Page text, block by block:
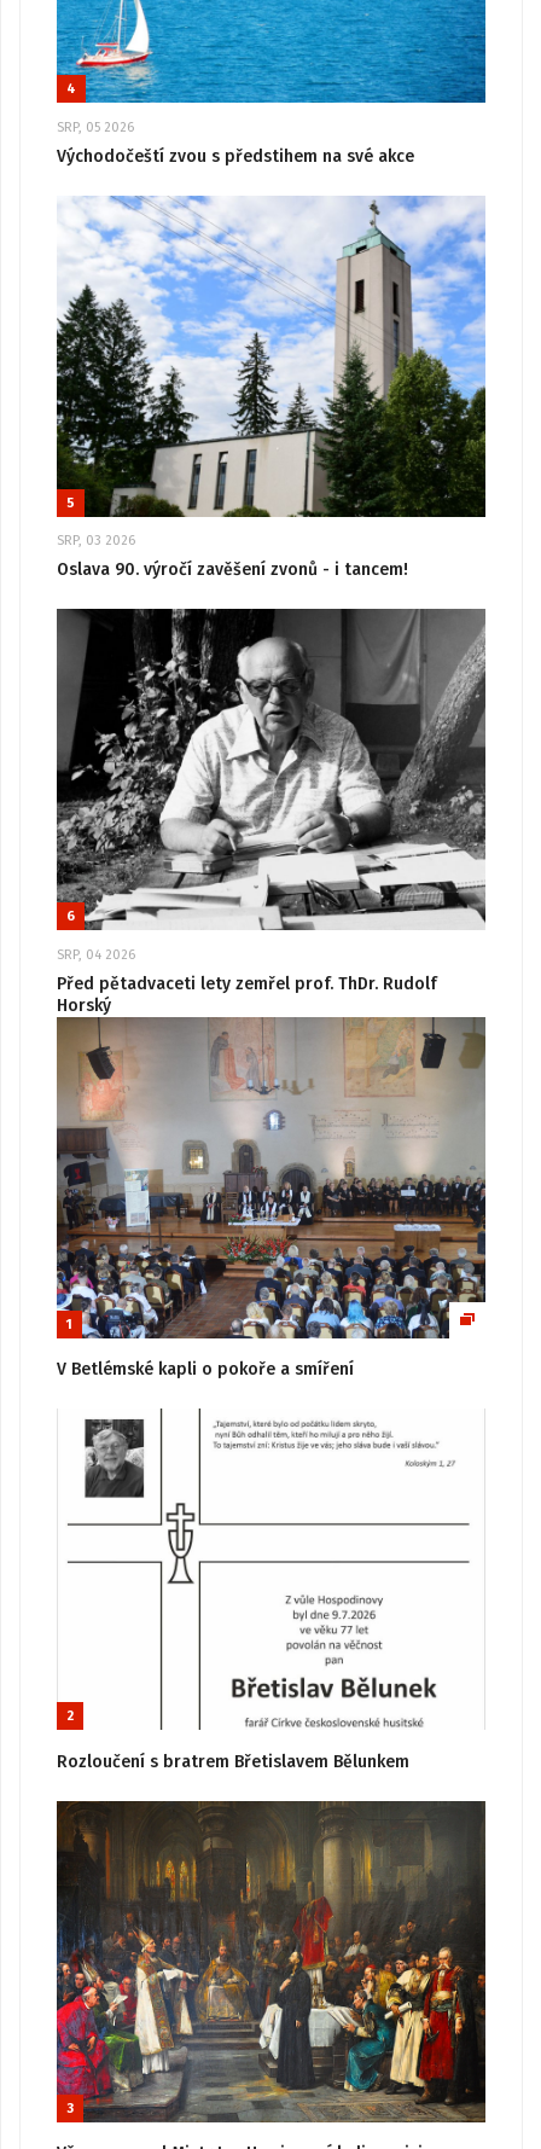
4
SRP, 05 2026
Východočeští zvou s předstihem na své akce
5
SRP, 03 2026
Oslava 90. výročí zavěšení zvonů - i tancem!
6
SRP, 04 2026
Před pětadvaceti lety zemřel prof. ThDr. Rudolf
Horský
1
V Betlémské kapli o pokoře a smíření
2
Rozloučení s bratrem Břetislavem Bělunkem
3